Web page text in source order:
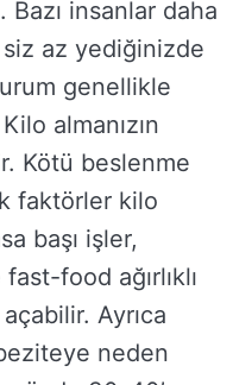
insanlar daha
az yediğinizde
genellikle
almanızın
Kötü beslenme
faktörler kilo
başı işler,
food ağırlıklı
Ayrıca
neden